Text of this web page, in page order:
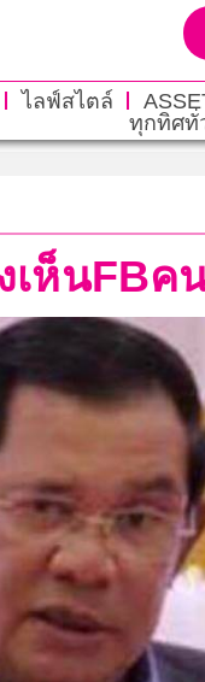
ไลฟ์สไตล์
ทุกทิศทั่
เห็นFB